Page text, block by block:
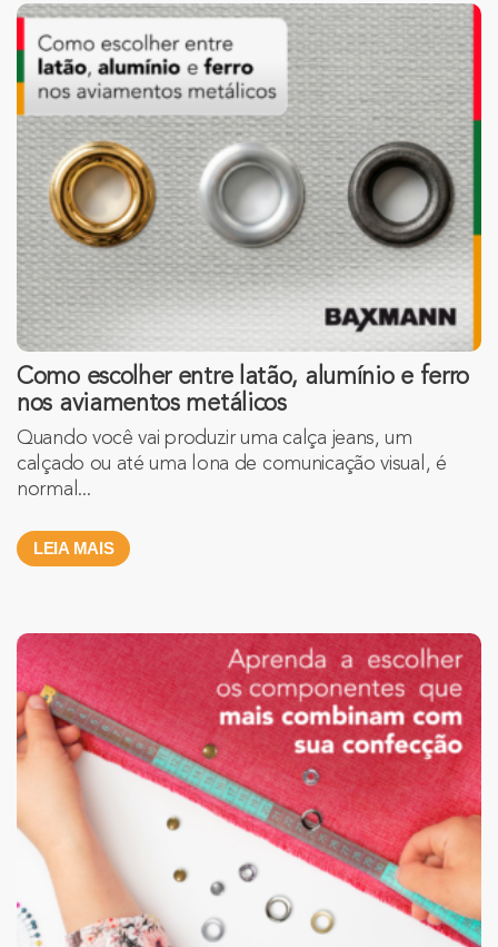
Como escolher entre latão, alumínio e ferro
nos aviamentos metálicos
Quando você vai produzir uma calça jeans, um
calçado ou até uma lona de comunicação visual, é
normal...
LEIA MAIS